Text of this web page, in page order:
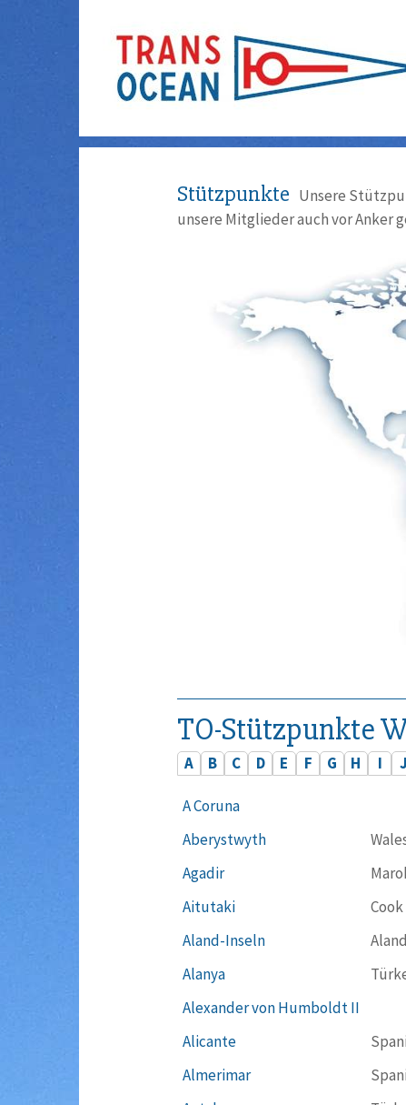
Stützpunkte Unsere
unsere Mitglieder auch vor Anker
TO-Stützpunkte
A B C D E F G H I J
A Coruna
Aberystwyth
Agadir
Aitutaki
Aland-Inseln
Alanya
Alexander von Humboldt II
Alicante
Almerimar